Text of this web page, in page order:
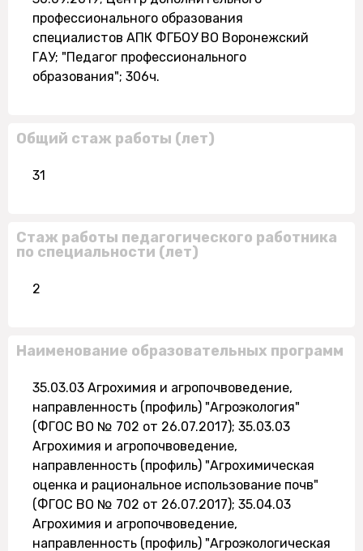
профессионального образования
специалистов АПК ФГБОУ ВО Воронежский
ГАУ; "Педагог профессионального
образования"; 306ч.
Общий стаж работы (лет)
31
Стаж работы педагогического работника
по специальности (лет)
2
Наименование образовательных программ
35.03.03 Агрохимия и агропочвоведение,
направленность (профиль) "Агроэкология"
(ФГОС ВО № 702 от 26.07.2017); 35.03.03
Агрохимия и агропочвоведение,
направленность (профиль) "Агрохимическая
оценка и рациональное использование почв"
(ФГОС ВО № 702 от 26.07.2017); 35.04.03
Агрохимия и агропочвоведение,
направленность (профиль) "Агроэкологическая